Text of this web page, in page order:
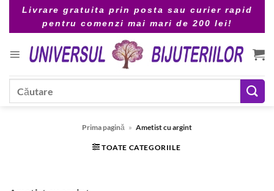
Livrare gratuita prin posta sau curier rapid
pentru comenzi mai mari de 200 lei!
Prima pagină » Ametist cu argint
TOATE CATEGORIILE